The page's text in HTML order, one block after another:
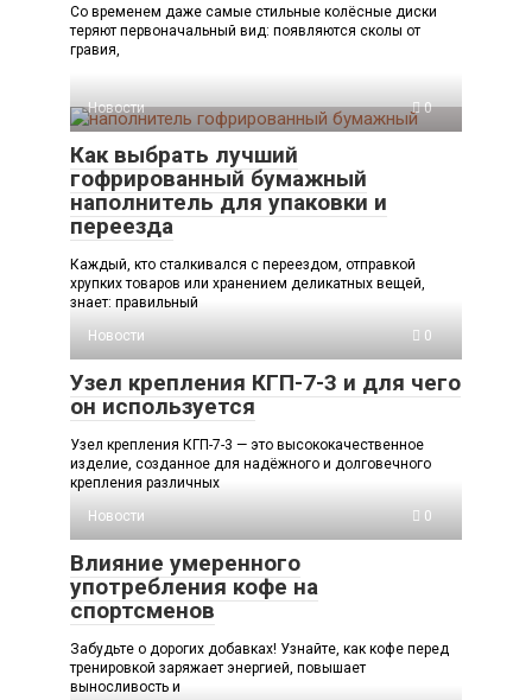
Со временем даже самые стильные колёсные диски
теряют первоначальный вид: появляются сколы от
гравия,
Новости 0
Как выбрать лучший
гофрированный бумажный
наполнитель для упаковки и
переезда
Каждый, кто сталкивался с переездом, отправкой
хрупких товаров или хранением деликатных вещей,
знает: правильный
Новости
0
Узел крепления КГП-7-3 и для чего
он используется
Узел крепления КГП-7-3 — это высококачественное
изделие, созданное для надёжного и долговечного
крепления различных
Новости
0
Влияние умеренного
употребления кофе на
спортсменов
Забудьте о дорогих добавках! Узнайте, как кофе перед
тренировкой заряжает энергией, повышает
выносливость и